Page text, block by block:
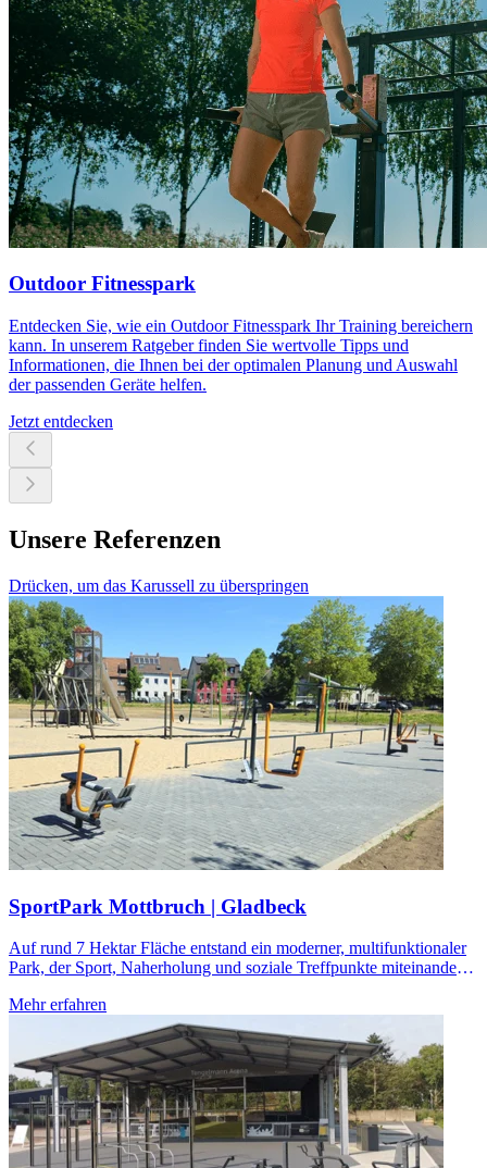
Outdoor Fitnesspark
Entdecken Sie, wie ein Outdoor Fitnesspark Ihr Training bereichern
kann. In unserem Ratgeber finden Sie wertvolle Tipps und
Informationen, die Ihnen bei der optimalen Planung und Auswahl
der passenden Geräte helfen.
Jetzt entdecken
Unsere Referenzen
Drücken, um das Karussell zu überspringen
SportPark Mottbruch | Gladbeck
Auf rund 7 Hektar Fläche entstand ein moderner, multifunktionaler
Park, der Sport, Naherholung und soziale Treffpunkte miteinander
Mehr erfahren